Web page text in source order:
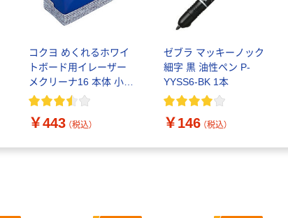
コクヨ めくれるホワイ
トボード用イレーザー
メクリーナ16 本体 小
RA-32
￥443 （税込）
ゼブラ マッキーノック
細字 黒 油性ペン P-
YYSS6-BK 1本
￥146 （税込）